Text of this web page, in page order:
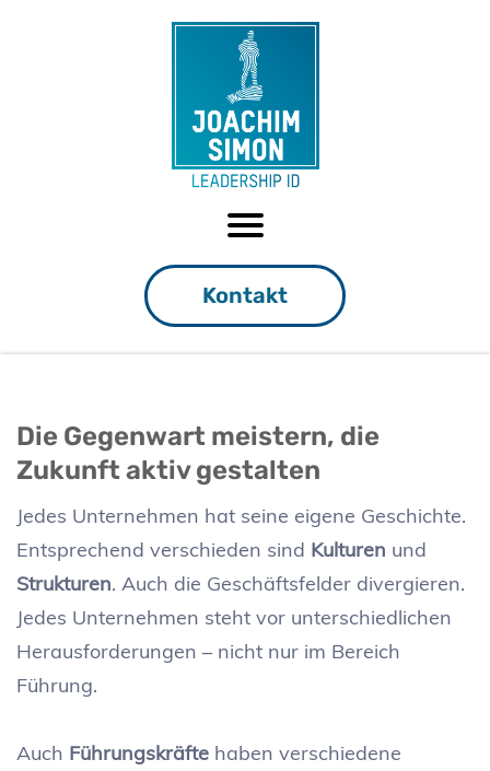
Kontakt
Die Gegenwart meistern, die
Zukunft aktiv gestalten
Jedes Unternehmen hat seine eigene Geschichte.
Entsprechend verschieden sind Kulturen und
Strukturen. Auch die Geschäftsfelder divergieren.
Jedes Unternehmen steht vor unterschiedlichen
Herausforderungen – nicht nur im Bereich
Führung.
Auch Führungskräfte haben verschiedene